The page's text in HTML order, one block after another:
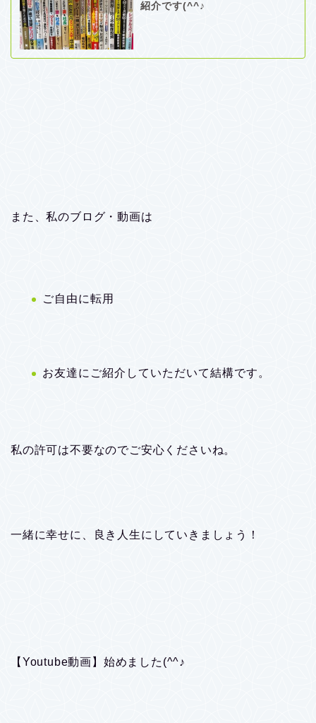
紹介です(^^♪
また、私のブログ・動画は
ご自由に転用
お友達にご紹介していただいて結構です。
私の許可は不要なのでご安心くださいね。
一緒に幸せに、良き人生にしていきましょう！
【Youtube動画】始めました(^^♪